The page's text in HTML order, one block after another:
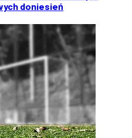
doniesień